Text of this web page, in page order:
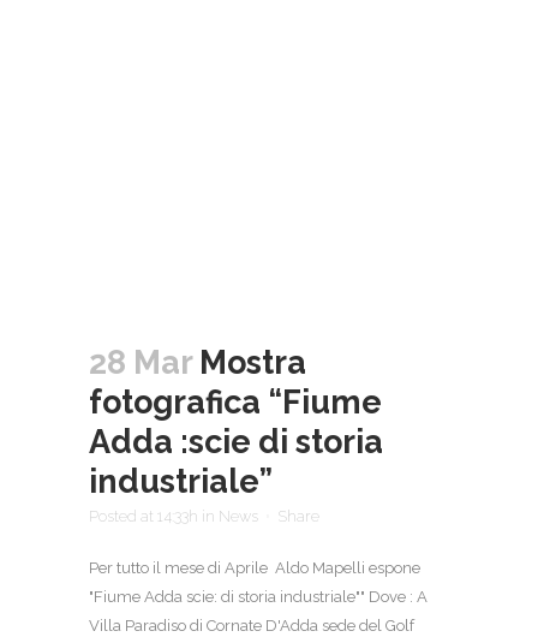
28 Mar Mostra
fotografica “Fiume
Adda :scie di storia
industriale”
Posted at 14:33h in News Share
Per tutto il mese di Aprile Aldo Mapelli espone
"Fiume Adda scie: di storia industriale"" Dove : A
Villa Paradiso di Cornate D'Adda sede del Golf